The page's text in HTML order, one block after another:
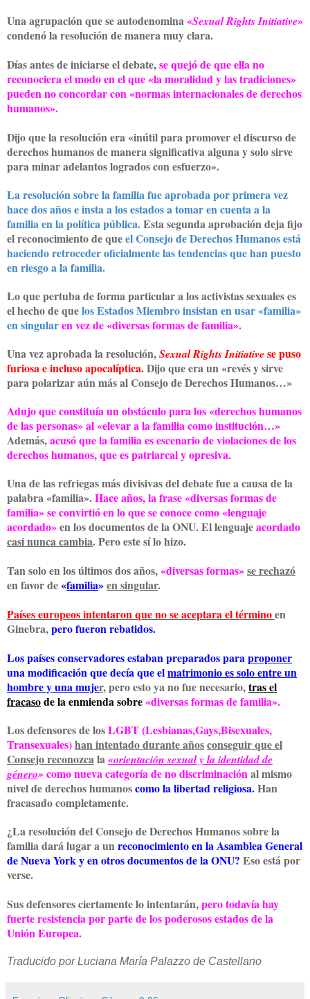
Una agrupación que se autodenomina«Sexual Rights Initiative»
condenó la resolución de manera muy clara.
Días antes de iniciarse el debate,se quejó de que ella no
reconociera el modo en el que «la moralidad y las tradiciones»
pueden no concordar con «normas internacionales de derechos
humanos».
Dijo que la resolución era «inútil para promover el discurso de
derechos humanos de manera significativa alguna y solo sirve
para minar adelantos logrados con esfuerzo».
La resolución sobre la familia fue aprobada por primera vez
hace dos años e insta a los estados a tomar en cuenta a la
familia en la política pública.Esta segunda aprobación deja fijo
el reconocimiento de queel Consejo de Derechos Humanos está
haciendo retroceder oficialmente las tendencias que han puesto
en riesgo a la familia.
Lo que pertuba de forma particular a los activistas sexuales es
el hecho de quelos Estados Miembro insistan en usar «familia»
en singularen vez de «diversas formas de familia».
Una vez aprobada la resolución,Sexual Rights Initiativese puso
furiosa e incluso apocalíptica.Dijo que era un «revés y sirve
para polarizar aún más al Consejo de Derechos Humanos…»
Adujo que constituía un obstáculo para los «derechos humanos
de las personas» al «elevar a la familia como institución…»
Además,acusó que la familia es escenario de violaciones de los
derechos humanos, que es patriarcal y opresiva.
Una de las refriegas más divisivas del debate fue a causa de la
palabra «familia».Hace años, la frase «diversas formas de
familia» se convirtió en lo que se conoce como «lenguaje
acordado»en los documentos de la ONU. El lenguajeacordado
casi nunca cambia. Pero este sí lo hizo.
Tan solo en los últimos dos años,«diversas formas»se rechazó
en favor de«familia»en singular.
Países europeos intentaron que no se aceptara el términoen
Ginebra,pero fueron rebatidos.
Los países conservadores estaban preparados paraproponer
una modificación que decía que elmatrimonio es solo entre un
hombre y una mujer, pero esto ya no fue necesario,tras el
fracasode la enmienda sobre«diversas formas de familia».
Los defensores de losLGBT (Lesbianas,Gays,Bisexuales,
Transexuales)han intentado durante añosconseguir que el
Consejo reconozcala«orientación sexual y la identidad de
género»como nueva categoría de no discriminaciónal mismo
nivel de derechos humanoscomo la libertad religiosa.Han
fracasado completamente.
¿La resolución del Consejo de Derechos Humanos sobre la
familia dará lugar a unreconocimiento en la Asamblea General
de Nueva York y en otros documentos de la ONU? Eso está por
verse.
Sus defensores ciertamente lo intentarán,pero todavía hay
fuerte resistencia por parte de los poderosos estados de la
Unión Europea.
Traducido por Luciana María Palazzo de Castellano